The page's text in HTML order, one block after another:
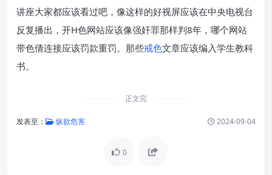
讲座大家都应该看过吧，像这样的好视屏应该在中央电视台
反复播出，开H色网站应该像强奸罪那样判8年，哪个网站
带色倩连接应该罚款重罚。那些戒色文章应该编入学生教科
书。
正文完
发表至： 纵欲危害 2024-09-04
0